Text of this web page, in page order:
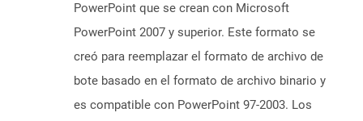
PowerPoint que se crean con Microsoft
PowerPoint 2007 y superior. Este formato se
creó para reemplazar el formato de archivo de
bote basado en el formato de archivo binario y
es compatible con PowerPoint 97-2003. Los